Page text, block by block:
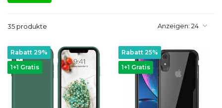
35 produkte Anzeigen:
1+1 Gratis
Rabatt 29%
1+1 Gratis
Rabatt 25%